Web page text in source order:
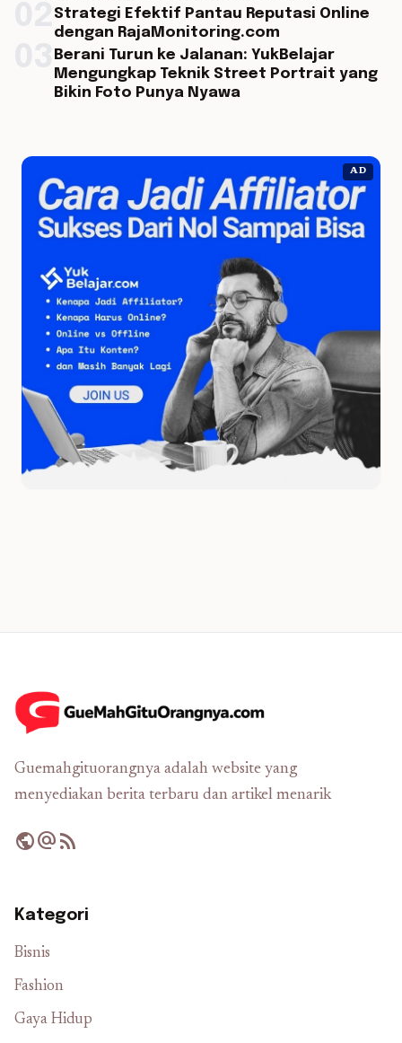
Strategi Efektif Pantau Reputasi Online
dengan RajaMonitoring.com
Berani Turun ke Jalanan: YukBelajar
Mengungkap Teknik Street Portrait yang
Bikin Foto Punya Nyawa
AD
Guemahgituorangnya adalah website yang
menyediakan berita terbaru dan artikel menarik
publicalternate_emailrss_feed
Kategori
Bisnis
Fashion
Gaya Hidup